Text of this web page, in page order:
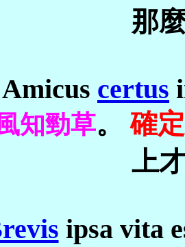
那
Amicus certus
知勁草。確定
上
ipsa vita